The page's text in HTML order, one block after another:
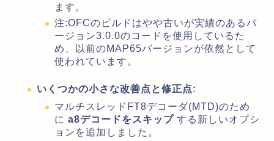
ます。
注:OFCのビルドはやや古いが実績のあるバ
ージョン3.0.0のコードを使用しているた
め、以前のMAP65バージョンが依然として
使われています。
いくつかの小さな改善点と修正点:
マルチスレッドFT8デコーダ(MTD)のため
に a8デコードをスキップ する新しいオプシ
ョンを追加しました。